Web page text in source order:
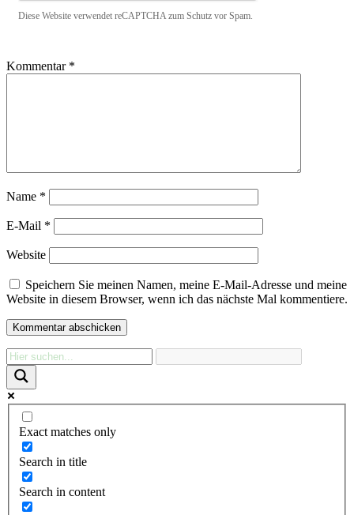
Diese Website verwendet reCAPTCHA zum Schutz vor Spam.
Kommentar *
Name *
E-Mail *
Website
Speichern Sie meinen Namen, meine E-Mail-Adresse und meine
Website in diesem Browser, wenn ich das nächste Mal kommentiere.
Exact matches only
Search in title
Search in content